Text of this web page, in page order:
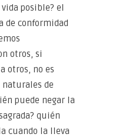
posible? el
de conformidad
otros, si
otros, no es
naturales de
puede negar la
quién
cuando la lleva